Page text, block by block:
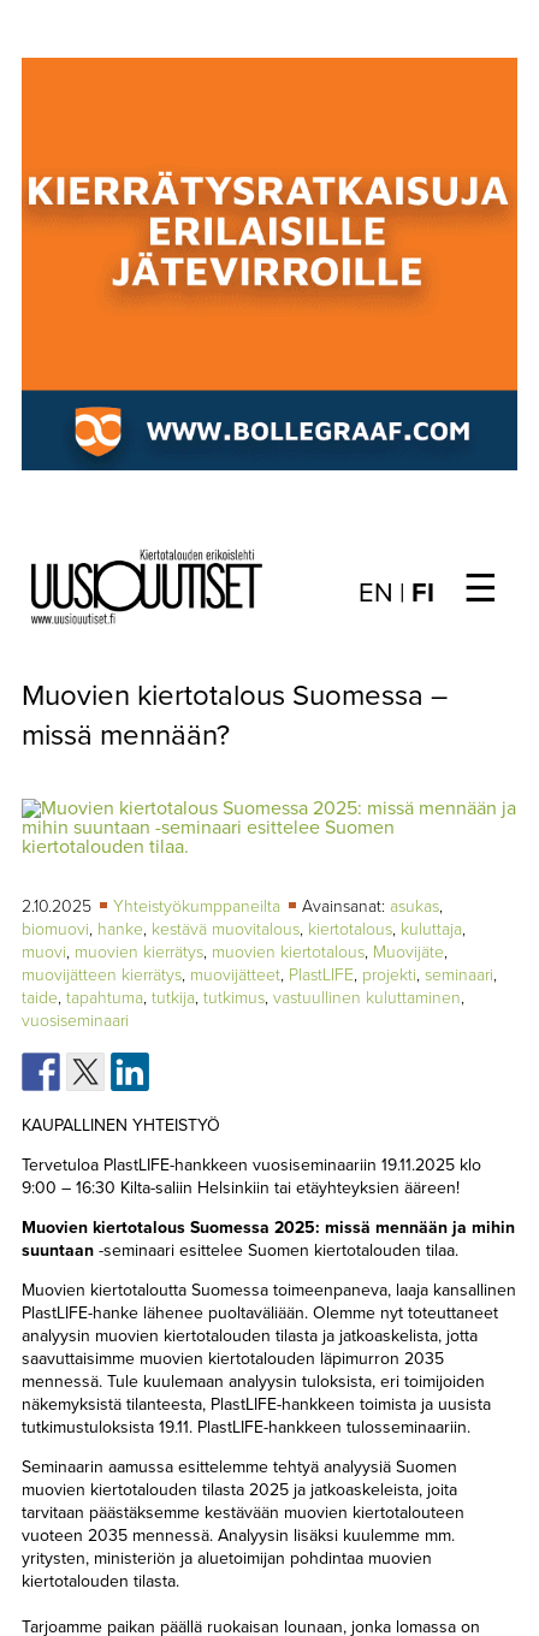
Choose
kieli:
EN | FI ☰
ARTIKKELIT
ARKISTO
TILAUSASIAT
MEDIATIEDOT
TIETOA
LEHDESTÄ
TAPAHTUMAT
Muovien kiertotalous Suomessa –
missä mennään?
2.10.2025 Yhteistyökumppaneilta Avainsanat: asukas,
biomuovi, hanke, kestävä muovitalous, kiertotalous, kuluttaja,
muovi, muovien kierrätys, muovien kiertotalous, Muovijäte,
muovijätteen kierrätys, muovijätteet, PlastLIFE, projekti, seminaari,
taide, tapahtuma, tutkija, tutkimus, vastuullinen kuluttaminen,
vuosiseminaari
KAUPALLINEN YHTEISTYÖ
Tervetuloa PlastLIFE-hankkeen vuosiseminaariin 19.11.2025 klo
9:00 – 16:30 Kilta-saliin Helsinkiin tai etäyhteyksien ääreen!
Muovien kiertotalous Suomessa 2025: missä mennään ja mihin
suuntaan-seminaari esittelee Suomen kiertotalouden tilaa.
Muovien kiertotaloutta Suomessa toimeenpaneva, laaja kansallinen
PlastLIFE-hanke lähenee puoltaväliään. Olemme nyt toteuttaneet
analyysin muovien kiertotalouden tilasta ja jatkoaskelista, jotta
saavuttaisimme muovien kiertotalouden läpimurron 2035
mennessä. Tule kuulemaan analyysin tuloksista, eri toimijoiden
näkemyksistä tilanteesta, PlastLIFE-hankkeen toimista ja uusista
tutkimustuloksista 19.11. PlastLIFE-hankkeen tulosseminaariin.
Seminaarin aamussa esittelemme tehtyä analyysiä Suomen
muovien kiertotalouden tilasta 2025 ja jatkoaskeleista, joita
tarvitaan päästäksemme kestävään muovien kiertotalouteen
vuoteen 2035 mennessä. Analyysin lisäksi kuulemme mm.
yritysten, ministeriön ja aluetoimijan pohdintaa muovien
kiertotalouden tilasta.
Tarjoamme paikan päällä ruokaisan lounaan, jonka lomassa on